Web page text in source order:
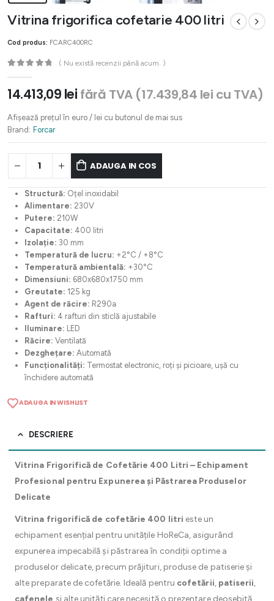
Vitrina frigorifica cofetarie 400 litri
Cod produs: FCARC400RC
( Nu există recenzii până acum. )
14.413,09 lei fără TVA (17.439,84 lei cu TVA)
Afișează prețul în euro / lei cu butonul de mai sus
Brand: Forcar
ADAUGA IN COS
Structură: Oțel inoxidabil
Alimentare: 230V
Putere: 210W
Capacitate: 400 litri
Izolație: 30 mm
Temperatură de lucru: +2°C / +8°C
Temperatură ambientală: +30°C
Dimensiuni: 680x680x1750 mm
Greutate: 125 kg
Agent de răcire: R290a
Rafturi: 4 rafturi din sticlă ajustabile
Iluminare: LED
Răcire: Ventilată
Dezghețare: Automată
Funcționalități: Termostat electronic, roți și picioare, ușă cu
închidere automată
ADAUGA IN WISHLIST
DESCRIERE
Vitrina Frigorifică de Cofetărie 400 Litri – Echipament
Profesional pentru Expunerea și Păstrarea Produselor
Delicate
Vitrina frigorifică de cofetărie 400 litri este un
echipament esențial pentru unitățile HoReCa, asigurând
expunerea impecabilă și păstrarea în condiții optime a
produselor delicate, precum prăjituri, produse de patiserie și
alte preparate de cofetărie. Ideală pentru cofetării, patiserii,
cafenele și alte unități care necesită o prezentare deosebită